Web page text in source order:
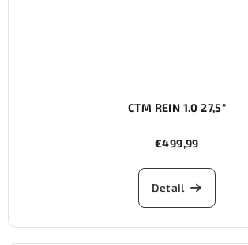
CTM REIN 1.0 27,5"
€499,99
Detail